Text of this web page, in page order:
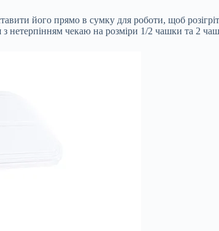
його прямо в сумку для роботи, щоб
нетерпінням чекаю на розміри 1/2 чашки та 2